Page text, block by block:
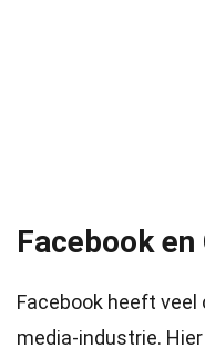
Facebook
Facebook heeft
media-industrie.